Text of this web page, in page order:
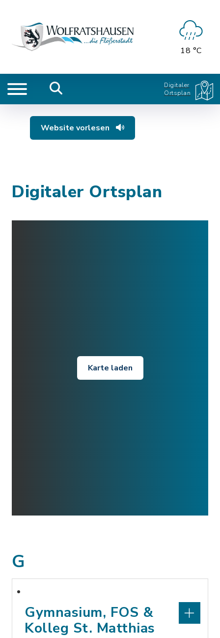
18 °C
Digitaler
Ortsplan
Website vorlesen
Digitaler Ortsplan
Karte laden
G
Gymnasium, FOS &
Kolleg St. Matthias